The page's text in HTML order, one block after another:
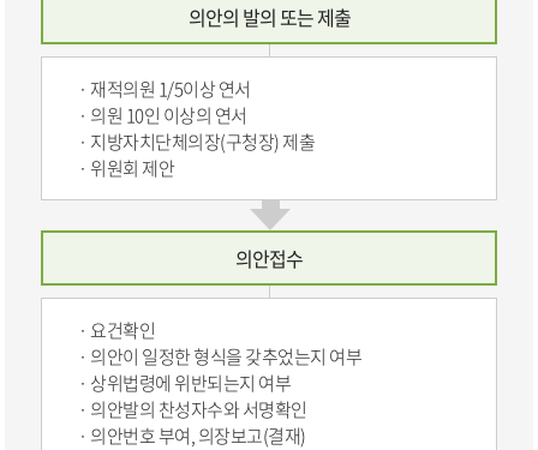
의안의 발의 또는 제출
재적의원 1/5이상 연서
의원 10인 이상의 연서
지방자치단체의장(구청장) 제출
위원회 제안
의안접수
요건확인
의안이 일정한 형식을 갖추었는지 여부
상위법령에 위반되는지 여부
의안발의 찬성자수와 서명확인
의안번호 부여, 의장보고(결재)